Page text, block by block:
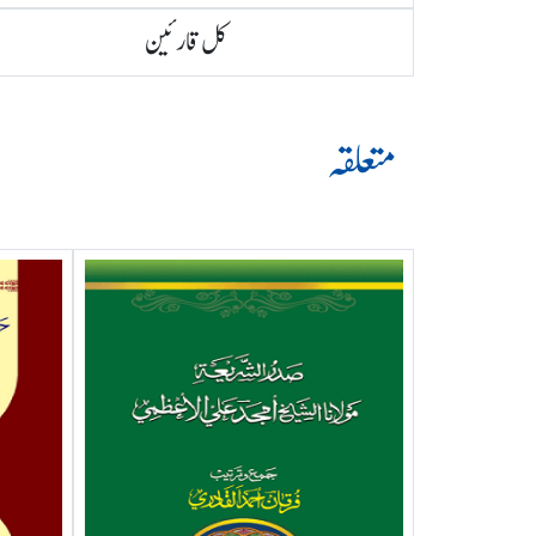
کل قارئین
متعلقہ